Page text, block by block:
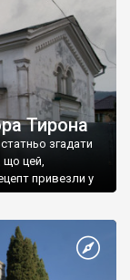
Тирона
згадати
що цей,
привезли у